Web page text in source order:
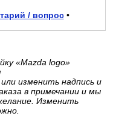
/ вопрос•
«Mazda logo»
изменить надпись и
в примечании и мы
Изменить